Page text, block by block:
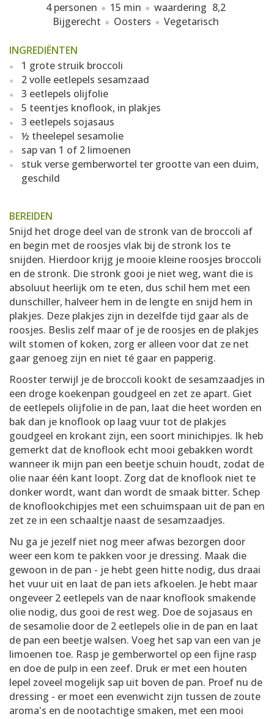
4 personen 15 min waardering 8,2
Bijgerecht
Oosters Vegetarisch
INGREDIËNTEN
1 grote struik broccoli
2 volle eetlepels sesamzaad
3 eetlepels olijfolie
5 teentjes knoflook, in plakjes
3 eetlepels sojasaus
½ theelepel sesamolie
sap van 1 of 2 limoenen
stuk verse gemberwortel ter grootte van een duim,
geschild
BEREIDEN
Snijd het droge deel van de stronk van de broccoli af
en begin met de roosjes vlak bij de stronk los te
snijden. Hierdoor krijg je mooie kleine roosjes broccoli
en de stronk. Die stronk gooi je niet weg, want die is
absoluut heerlijk om te eten, dus schil hem met een
dunschiller, halveer hem in de lengte en snijd hem in
plakjes. Deze plakjes zijn in dezelfde tijd gaar als de
roosjes. Beslis zelf maar of je de roosjes en de plakjes
wilt stomen of koken, zorg er alleen voor dat ze net
gaar genoeg zijn en niet té gaar en papperig.
Rooster terwijl je de broccoli kookt de sesamzaadjes in
een droge koekenpan goudgeel en zet ze apart. Giet
de eetlepels olijfolie in de pan, laat die heet worden en
bak dan je knoflook op laag vuur tot de plakjes
goudgeel en krokant zijn, een soort minichipjes. Ik heb
gemerkt dat de knoflook echt mooi gebakken wordt
wanneer ik mijn pan een beetje schuin houdt, zodat de
olie naar één kant loopt. Zorg dat de knoflook niet te
donker wordt, want dan wordt de smaak bitter. Schep
de knoflookchipjes met een schuimspaan uit de pan en
zet ze in een schaaltje naast de sesamzaadjes.
Nu ga je jezelf niet nog meer afwas bezorgen door
weer een kom te pakken voor je dressing. Maak die
gewoon in de pan - je hebt geen hitte nodig, dus draai
het vuur uit en laat de pan iets afkoelen. Je hebt maar
ongeveer 2 eetlepels van de naar knoflook smakende
olie nodig, dus gooi de rest weg. Doe de sojasaus en
de sesamolie door de 2 eetlepels olie in de pan en laat
de pan een beetje walsen. Voeg het sap van een van je
limoenen toe. Rasp je gemberwortel op een fijne rasp
en doe de pulp in een zeef. Druk er met een houten
lepel zoveel mogelijk sap uit boven de pan. Proef nu de
dressing - er moet een evenwicht zijn tussen de zoute
aroma's en de nootachtige smaken, met een mooi